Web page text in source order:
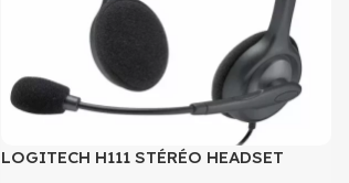
LOGITECH H111 STÉRÉO HEADSET